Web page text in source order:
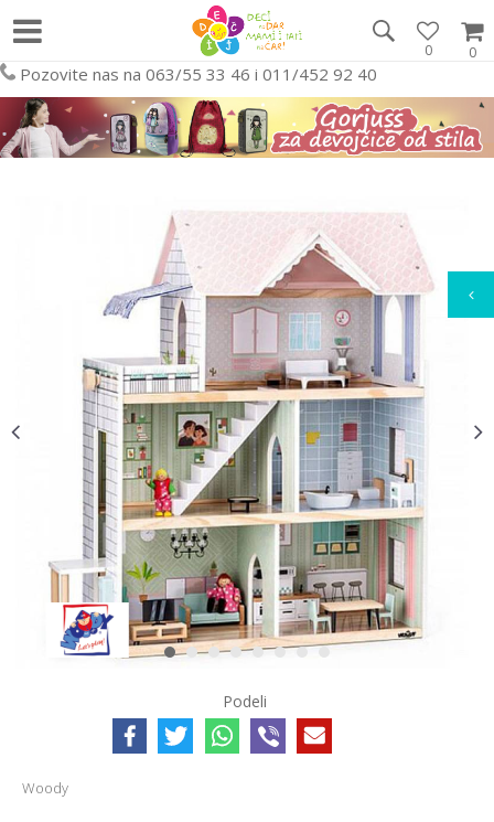
0
0
Pozovite nas na 063/55 33 46 i 011/452 92 40
1 2 3 4 5 7 8
Podeli
Woody